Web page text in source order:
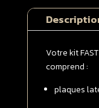
plaques
latérales
Gasgas
125
/
/
Votre kit
comprend :
plaques